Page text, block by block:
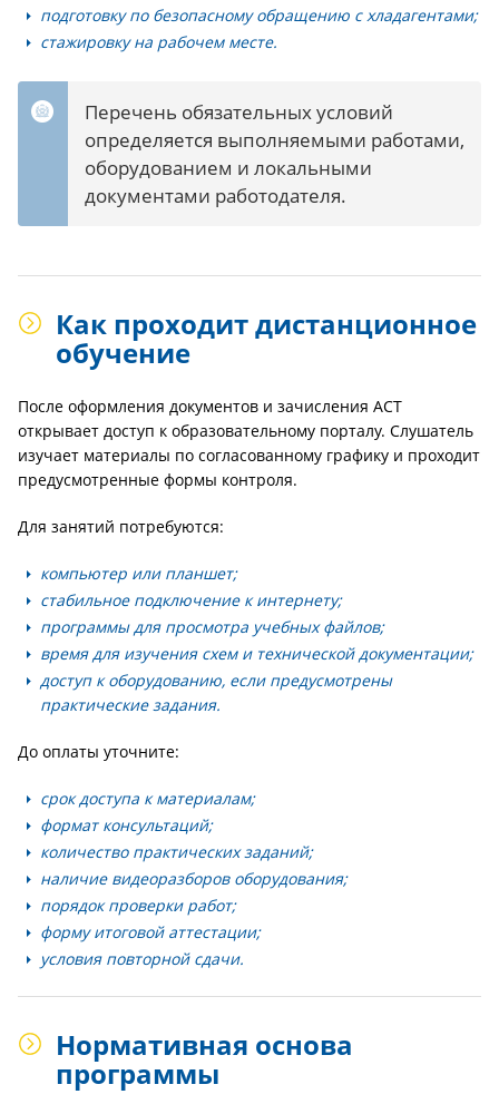
подготовку по безопасному обращению с хладагентами;
стажировку на рабочем месте.
Перечень обязательных условий
определяется выполняемыми работами,
оборудованием и локальными
документами работодателя.
Как проходит дистанционное
обучение
После оформления документов и зачисления АСТ
открывает доступ к образовательному порталу. Слушатель
изучает материалы по согласованному графику и проходит
предусмотренные формы контроля.
Для занятий потребуются:
компьютер или планшет;
стабильное подключение к интернету;
программы для просмотра учебных файлов;
время для изучения схем и технической документации;
доступ к оборудованию, если предусмотрены
практические задания.
До оплаты уточните:
срок доступа к материалам;
формат консультаций;
количество практических заданий;
наличие видеоразборов оборудования;
порядок проверки работ;
форму итоговой аттестации;
условия повторной сдачи.
Нормативная основа
программы